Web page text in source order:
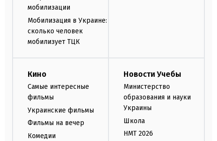
мобилизации
Мобилизация в Украине:
сколько человек
мобилизует ТЦК
Кино
Самые интересные
фильмы
Украинские фильмы
Фильмы на вечер
Комедии
Новости Учебы
Министерство
образования и науки
Украины
Школа
НМТ 2026